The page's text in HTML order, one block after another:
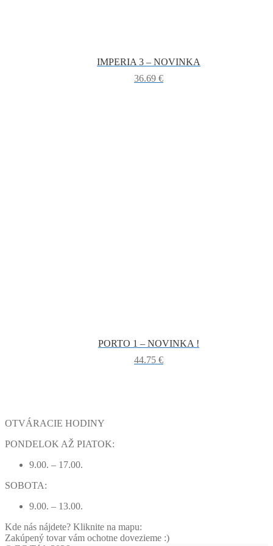
IMPERIA 3 – NOVINKA
36.69 €
PORTO 1 – NOVINKA !
44.75 €
OTVÁRACIE HODINY
PONDELOK AŽ PIATOK:
9.00. – 17.00.
SOBOTA:
9.00. – 13.00.
Kde nás nájdete? Kliknite na mapu:
Zakúpený tovar vám ochotne dovezieme :)